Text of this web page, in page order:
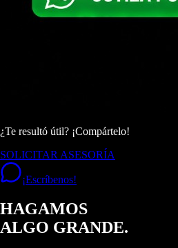
¿Te resultó útil? ¡Compártelo!
SOLICITAR ASESORÍA
¡Escríbenos!
HAGAMOS
ALGO GRANDE.